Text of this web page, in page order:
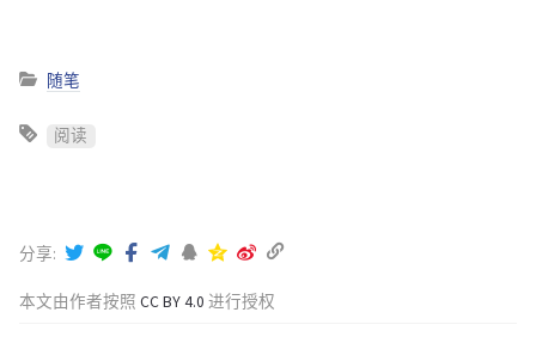
随笔
阅读
本文由作者按照 CC BY 4.0 进行授权
分享